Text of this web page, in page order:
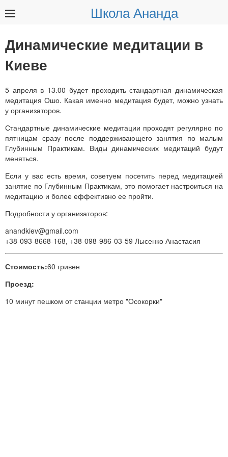
Школа Ананда
Динамические медитации в
Киеве
5 апреля в 13.00 будет проходить стандартная динамическая
медитация Ошо. Какая именно медитация будет, можно узнать
у организаторов.
Стандартные динамические медитации проходят регулярно по
пятницам сразу после поддерживающего занятия по малым
Глубинным Практикам. Виды динамических медитаций будут
меняться.
Если у вас есть время, советуем посетить перед медитацией
занятие по Глубинным Практикам, это помогает настроиться на
медитацию и более еффективно ее пройти.
Подробности у организаторов:
anandkiev@gmail.com
+38-093-8668-168, +38-098-986-03-59 Лысенко Анастасия
Стоимость:60 гривен
Проезд:
10 минут пешком от станции метро "Осокорки"